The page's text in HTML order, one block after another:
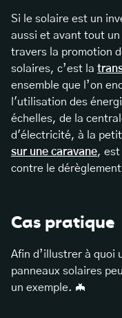
Si le solaire est un
aussi et avant tout
travers la promotion
solaires, c’est la
ensemble que l’on
l'utilisation des
échelles, de la
d'électricité, à la
sur une caravane, est
contre le
Cas pratique
Afin d’illustrer à quoi
panneaux solaires
un exemple. 🦇